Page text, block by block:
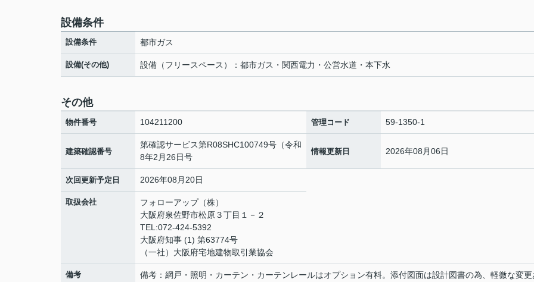
設備条件
設備条件 都市ガス
設備(その他) 設備（フリースペース）：都市ガス・関西電力・公営水道・本下水
その他
物件番号 104211200 管理コード 59-1350-1
建築確認番号
第確認サービス第R08SHC100749号（令和
8年2月26日号
情報更新日 2026年08月06日
次回更新予定日 2026年08月20日
取扱会社
フォローアップ（株）
大阪府泉佐野市松原３丁目１－２
TEL:072-424-5392
大阪府知事 (1) 第63774号
（一社）大阪府宅地建物取引業協会
備考
備考：網戸・照明・カーテン・カーテンレールはオプション有料。添付図面は設計図書の為、軽微な変更